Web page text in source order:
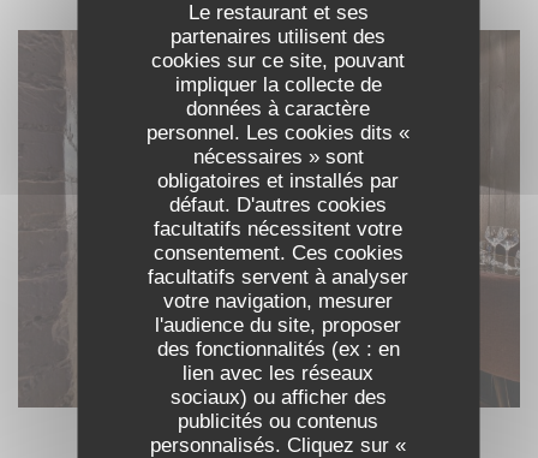
Le restaurant et ses
partenaires utilisent des
cookies sur ce site, pouvant
impliquer la collecte de
données à caractère
personnel. Les cookies dits «
nécessaires » sont
obligatoires et installés par
défaut. D'autres cookies
facultatifs nécessitent votre
consentement. Ces cookies
facultatifs servent à analyser
votre navigation, mesurer
l'audience du site, proposer
des fonctionnalités (ex : en
lien avec les réseaux
sociaux) ou afficher des
publicités ou contenus
personnalisés. Cliquez sur «